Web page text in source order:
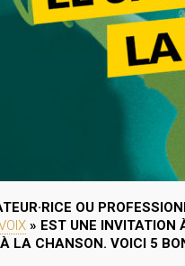
OU
» EST UNE INVITATION
LA CHANSON. VOICI 5